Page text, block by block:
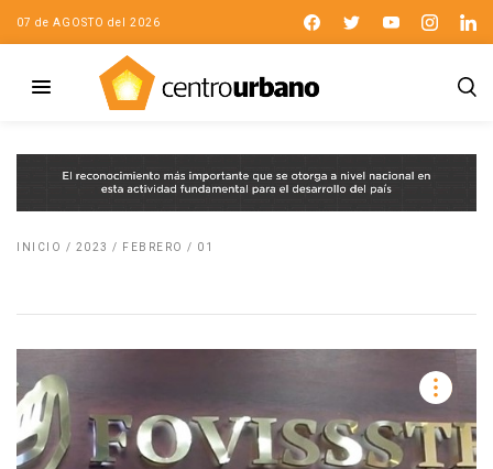
07 de AGOSTO del 2026
INICIO / 2023 / FEBRERO / 01